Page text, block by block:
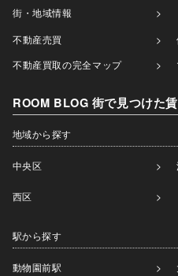
街・地域情報
不動産売買
不動産買取の完全マップ
ROOM BLOG 街で見つけた
地域から探す
中央区
西区
駅から探す
動物園前駅